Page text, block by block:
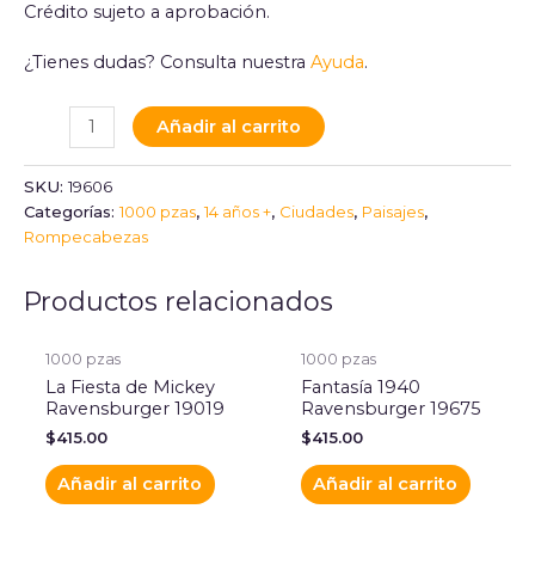
Crédito sujeto a aprobación.
¿Tienes dudas? Consulta nuestra Ayuda.
Añadir al carrito
SKU:19606
Categorías:1000 pzas,14 años +, Ciudades, Paisajes,
Rompecabezas
Productos relacionados
1000 pzas
La Fiesta de Mickey
Ravensburger 19019
$415.00
Añadir al carrito
1000 pzas
Fantasía 1940
Ravensburger 19675
$415.00
Añadir al carrito